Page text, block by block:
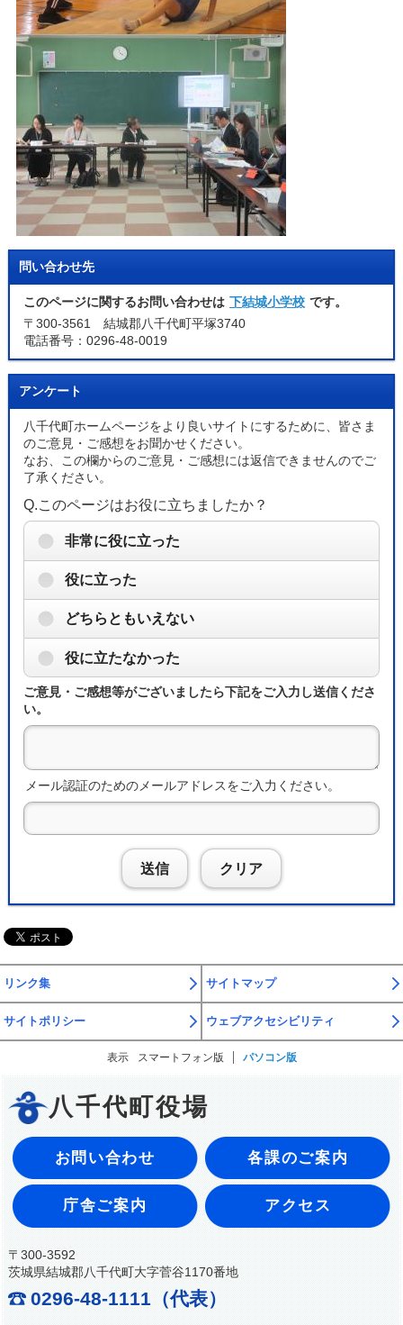
問い合わせ先
このページに関するお問い合わせは 下結城小学校 です。
〒300-3561 結城郡八千代町平塚3740
電話番号：0296-48-0019
アンケート
八千代町ホームページをより良いサイトにするために、皆さま
のご意見・ご感想をお聞かせください。
なお、この欄からのご意見・ご感想には返信できませんのでご
了承ください。
Q.このページはお役に立ちましたか？
非常に役に立った
役に立った
どちらともいえない
役に立たなかった
ご意見・ご感想等がございましたら下記をご入力し送信くださ
い。
メール認証のためのメールアドレスをご入力ください。
送信 クリア
リンク集 サイトマップ
サイトポリシー ウェブアクセシビリティ
表示 スマートフォン版 パソコン版
八千代町役場
お問い合わせ 各課のご案内
庁舎ご案内 アクセス
〒300-3592
茨城県結城郡八千代町大字菅谷1170番地
0296-48-1111（代表）